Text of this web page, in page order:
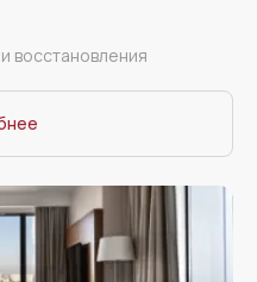
восстановления